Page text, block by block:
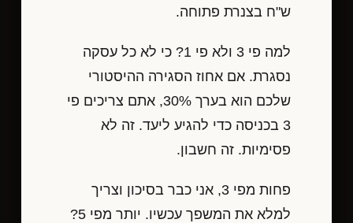
ש"ח בצנרת פתוחה.
למה פי 3 ולא פי 1? כי לא כל עסקה
נסגרת. אם אחוז הסגירה ההיסטורי
שלכם הוא בערך 30%, אתם צריכים פי
3 בכניסה כדי להגיע ליעד. זה לא
פסימיות. זה חשבון.
פחות מפי 3, אני כבר בסיכון וצריך
למלא את המשפך עכשיו. יותר מפי 5?